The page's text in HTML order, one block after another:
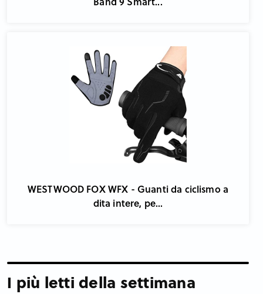
WESTWOOD FOX WFX - Guanti da ciclismo a
dita intere, pe...
I più letti della settimana